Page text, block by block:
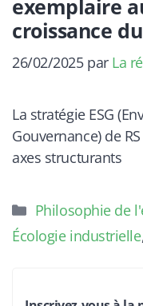
exemplaire
croissance
26/02/2025 par La
La stratégie ESG
Gouvernance) de
axes structurants
Catégories
Philosophie de
Écologie industrielle